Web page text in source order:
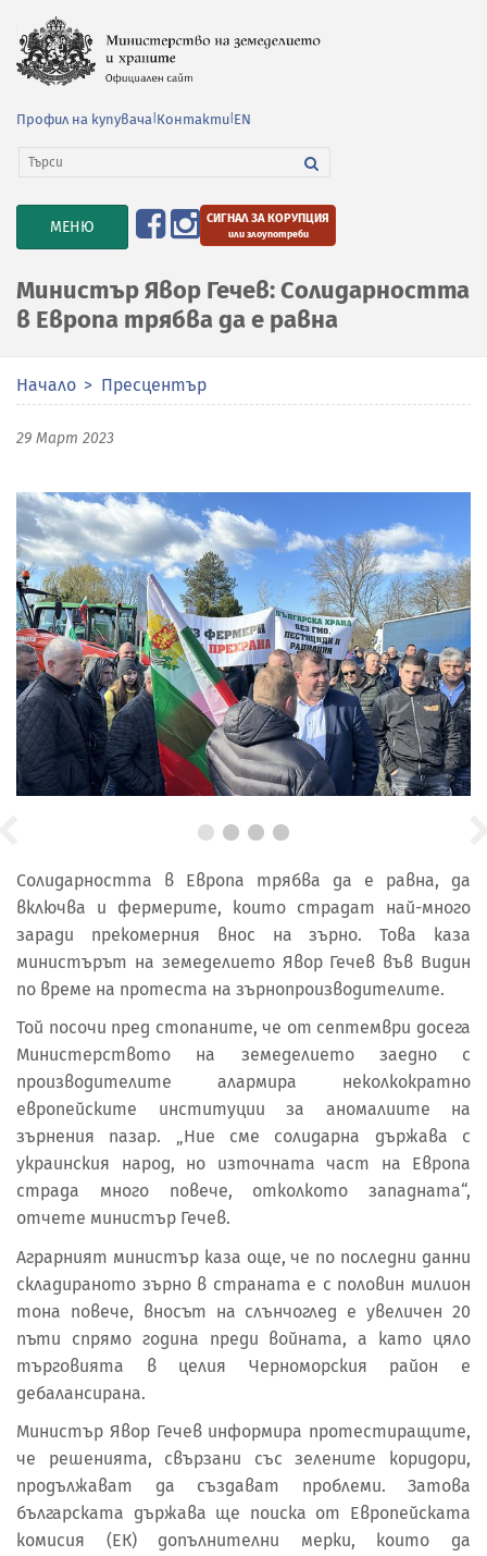
Профил на купувача Контакти EN
TOGGLE
NAVIGATION
МЕНЮ СИГНАЛ ЗА КОРУПЦИЯ
или злоупотреби
Министър Явор Гечев: Солидарността
в Европа трябва да е равна
Начало Пресцентър
29 Март 2023
Солидарността в Европа трябва да е равна, да
включва и фермерите, които страдат най-много
заради прекомерния внос на зърно. Това каза
министърът на земеделието Явор Гечев във Видин
по време на протеста на зърнопроизводителите.
Той посочи пред стопаните, че от септември досега
Министерството на земеделието заедно с
производителите алармира неколкократно
европейските институции за аномалиите на
зърнения пазар. „Ние сме солидарна държава с
украинския народ, но източната част на Европа
страда много повече, отколкото западната“,
отчете министър Гечев.
Аграрният министър каза още, че по последни данни
складираното зърно в страната е с половин милион
тона повече, вносът на слънчоглед е увеличен 20
пъти спрямо година преди войната, а като цяло
търговията в целия Черноморския район е
дебалансирана.
Министър Явор Гечев информира протестиращите,
че решенията, свързани със зелените коридори,
продължават да създават проблеми. Затова
българската държава ще поиска от Европейската
комисия (ЕК) допълнителни мерки, които да